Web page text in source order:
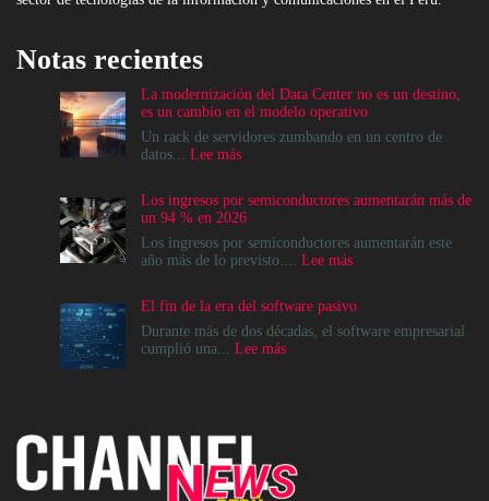
Notas recientes
La modernización del Data Center no es un destino,
es un cambio en el modelo operativo
Un rack de servidores zumbando en un centro de
datos... Lee más:
del
Data
Center
no
destino,
es
un
operativo
Los ingresos por semiconductores aumentarán más de
un 94 % en 2026
Los ingresos por semiconductores aumentarán este
año más de lo previsto.... Lee más:
por
semiconductores
El fin de la era del software pasivo
Durante más de dos décadas, el software empresarial
cumplió una... Lee más:
software
pasivo